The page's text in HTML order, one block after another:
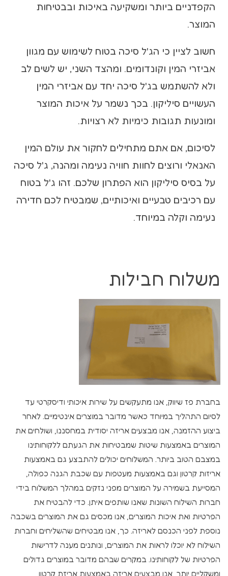
הקפדניים ביותר ומשקיעה באיכות ובבטיחות
המוצר.
חשוב לציין כי הג'ל סיכה בטוח לשימוש עם מגוון
אביזרי המין וקונדומים. ומהצד השני, יש לשים לב
ולא להשתמש בג'ל סיכה יחד עם אביזרי המין
העשויים סיליקון. בכך נשמר על איכות המוצר
ומונעות תגובות כימיות לא רצויות.
לסיכום, אם אתם מתחילים לחקור את עולם המין
האנאלי ורוצים לחוות חוויה נעימה ומהנה, ג'ל סיכה
על בסיס סיליקון הוא הפתרון שלכם. זהו ג'ל בטוח
עם רכיבים טבעיים ואיכותיים, שמבטיח לכם חדירה
נעימה וקלה במיוחד.
משלוח חבילות
בחברת פז שיווק, אנו מתעקשים על שירות איכותי ודיסקרטי עד
לסיום התהליך במיוחד כאשר מדובר במוצרים אינטימיים. לאחר
ביצוע ההזמנה, אנו מבצעים אריזה יסודית במחסננו, ושולחים את
המוצרים באמצעות שיטות שמבטיחות את הגעתם ללקוחותינו
במצבם הטוב ביותר. המשלוחים יכולים להתבצע גם באמצעות
אריזות קרטון וגם באמצעות מעטפות עם שכבת הגנה כפולה,
המסייעת בשמירה על המוצרים מפני נזקים במהלך המשלוח בידי
חברות השילוח השונות שאנו שותפים איתן. כדי להבטיח את
הפרטיות ואת איכות המוצרים, אנו מכסים גם את המוצרים בשכבה
נוספת לפני הכנסם לאריזה. כך, אנו מבטיחים שהשליחים וחברות
השילוח לא יוכלו לראות את המוצרים, ונותנים מענה לדרישות
הפרטיות של לקוחותינו. במקרים שבהם מדובר במוצרים גדולים
ומשקליים יותר, אנו מבצעים אריזה באמצעות אריזת קרטון,